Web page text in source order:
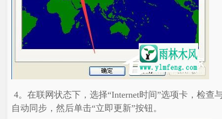
4。在联网状态下，选择“Internet时间”选项卡，检查
自动同步，然后单击“立即更新”按钮。